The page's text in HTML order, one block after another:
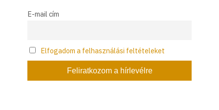
E-mail cím
Elfogadom a felhasználási feltételeket